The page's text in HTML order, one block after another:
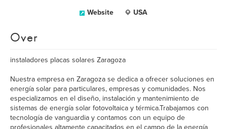
Website USA
Over
instaladores placas solares Zaragoza
Nuestra empresa en Zaragoza se dedica a ofrecer soluciones en
energía solar para particulares, empresas y comunidades. Nos
especializamos en el diseño, instalación y mantenimiento de
sistemas de energía solar fotovoltaica y térmica.Trabajamos con
tecnología de vanguardia y contamos con un equipo de
profesionales altamente capacitados en el campo de la energía